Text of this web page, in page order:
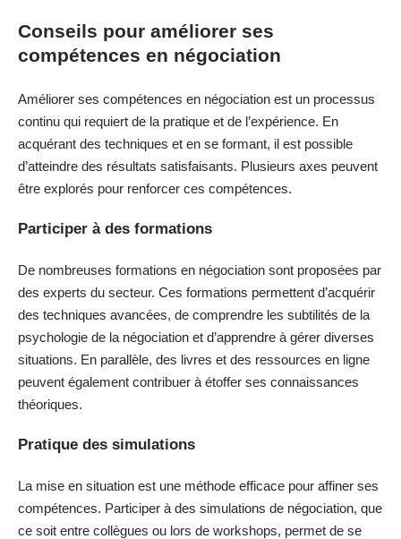
Conseils pour améliorer ses
compétences en négociation
Améliorer ses compétences en négociation est un processus
continu qui requiert de la pratique et de l’expérience. En
acquérant des techniques et en se formant, il est possible
d’atteindre des résultats satisfaisants. Plusieurs axes peuvent
être explorés pour renforcer ces compétences.
Participer à des formations
De nombreuses formations en négociation sont proposées par
des experts du secteur. Ces formations permettent d’acquérir
des techniques avancées, de comprendre les subtilités de la
psychologie de la négociation et d’apprendre à gérer diverses
situations. En parallèle, des livres et des ressources en ligne
peuvent également contribuer à étoffer ses connaissances
théoriques.
Pratique des simulations
La mise en situation est une méthode efficace pour affiner ses
compétences. Participer à des simulations de négociation, que
ce soit entre collègues ou lors de workshops, permet de se